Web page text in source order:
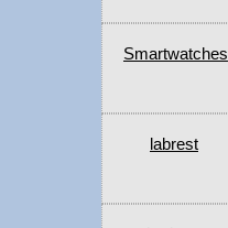
Smartwatches
labrest